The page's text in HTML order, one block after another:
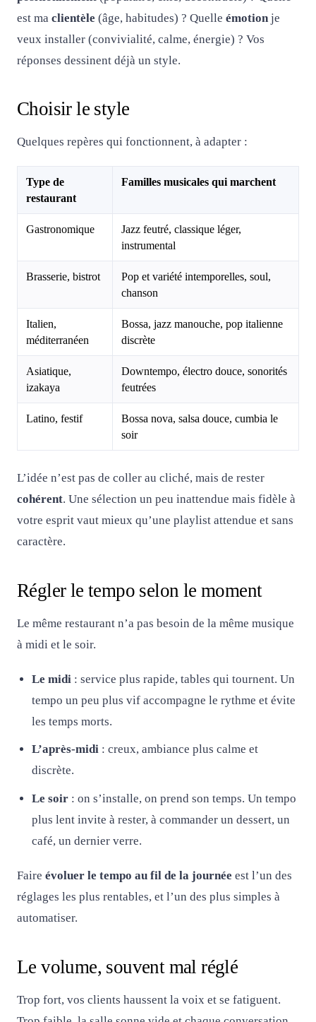
est ma clientèle (âge, habitudes) ? Quelle émotion je
veux installer (convivialité, calme, énergie) ? Vos
réponses dessinent déjà un style.
Choisir le style
Quelques repères qui fonctionnent, à adapter :
Type de
restaurant
Familles musicales qui marchent
Gastronomique
Jazz feutré, classique léger,
instrumental
Brasserie, bistrot
Pop et variété intemporelles, soul,
chanson
Italien,
méditerranéen
Bossa, jazz manouche, pop italienne
discrète
Asiatique,
izakaya
Downtempo, électro douce, sonorités
feutrées
Latino, festif
Bossa nova, salsa douce, cumbia le
soir
L’idée n’est pas de coller au cliché, mais de rester
cohérent. Une sélection un peu inattendue mais fidèle à
votre esprit vaut mieux qu’une playlist attendue et sans
caractère.
Régler le tempo selon le moment
Le même restaurant n’a pas besoin de la même musique
à midi et le soir.
Le midi : service plus rapide, tables qui tournent. Un
tempo un peu plus vif accompagne le rythme et évite
les temps morts.
L’après-midi: creux, ambiance plus calme et
discrète.
Le soir: on s’installe, on prend son temps. Un tempo
plus lent invite à rester, à commander un dessert, un
café, un dernier verre.
Faire évoluer le tempo au fil de la journée est l’un des
réglages les plus rentables, et l’un des plus simples à
automatiser.
Le volume, souvent mal réglé
Trop fort, vos clients haussent la voix et se fatiguent.